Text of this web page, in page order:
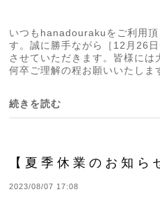
いつもhanadourakuをご利用頂
す。誠に勝手ながら［12月26
させていただきます。皆様には
何卒ご理解の程お願いいたしま
続きを読む
【夏季休業のお知ら
2023/08/07 17:08